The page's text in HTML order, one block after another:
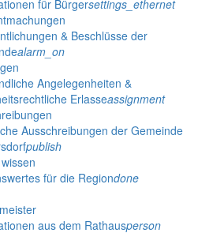
für Bürgersettings_ethernet
& Beschlüsse der
alarm_on
Angelegenheiten &
Erlasseassignment
Ausschreibungen der Gemeinde
publish
für die Regiondone
aus dem Rathausperson